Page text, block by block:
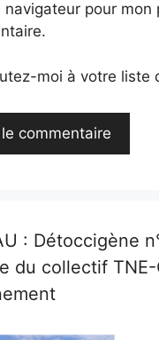
navigateur pour mon
moi à votre liste
: Détoccigène
du collectif